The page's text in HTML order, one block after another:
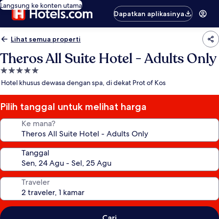
Langsung ke konten utama
Dapatkan aplikasinya
Lihat semua properti
Theros All Suite Hotel - Adults Only
Properti
bintang
Hotel khusus dewasa dengan spa, di dekat Prot of Kos
Pilih tanggal untuk melihat harga
Ke mana?
Tanggal
Traveler